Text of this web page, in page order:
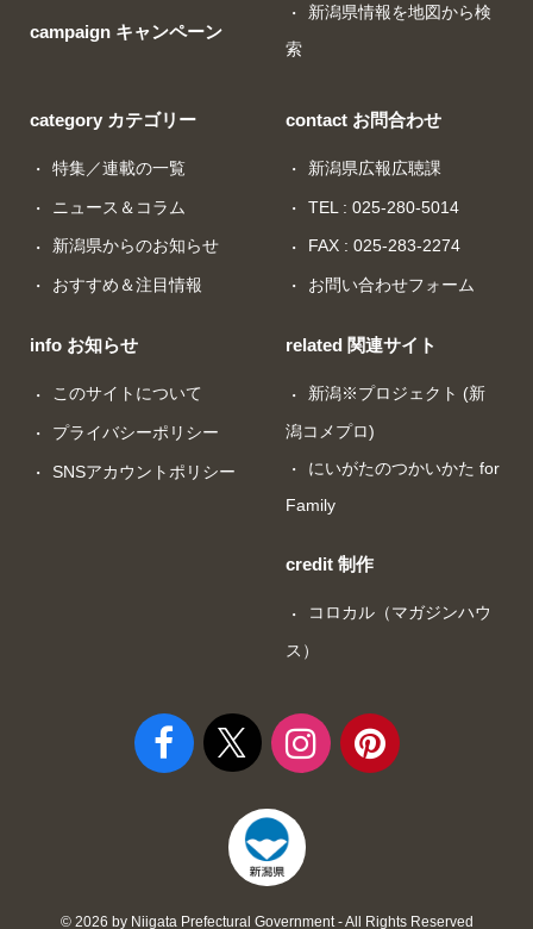
campaign キャンペーン
新潟県情報を地図から検
索
category カテゴリー
特集／連載の一覧
ニュース＆コラム
新潟県からのお知らせ
おすすめ＆注目情報
info お知らせ
このサイトについて
プライバシーポリシー
SNSアカウントポリシー
contact お問合わせ
新潟県広報広聴課
TEL : 025-280-5014
FAX : 025-283-2274
お問い合わせフォーム
related 関連サイト
新潟※プロジェクト (新
潟コメプロ)
にいがたのつかいかた for
Family
credit 制作
コロカル（マガジンハウ
ス）
© 2026 by Niigata Prefectural Government - All Rights Reserved